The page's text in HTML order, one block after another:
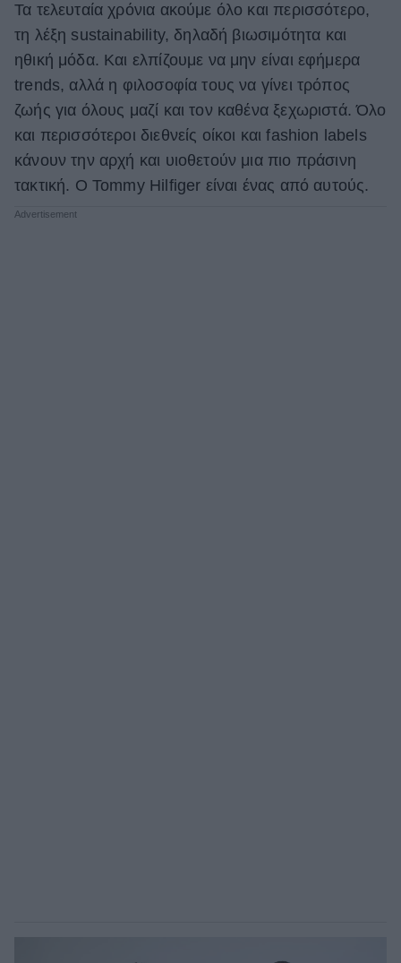
Χωρίς Ταμπέλες
Women's Forum
Hautes Grecians
Γάμος
Τα τελευταία χρόνια ακούμε όλο και περισσότερο,
τη λέξη sustainability, δηλαδή βιωσιμότητα και
ηθική μόδα. Και ελπίζουμε να μην είναι εφήμερα
trends, αλλά η φιλοσοφία τους να γίνει τρόπος
ζωής για όλους μαζί και τον καθένα ξεχωριστά. Όλο
και περισσότεροι διεθνείς οίκοι και fashion labels
κάνουν την αρχή και υιοθετούν μια πιο πράσινη
τακτική. Ο Tommy Hilfiger είναι ένας από αυτούς.